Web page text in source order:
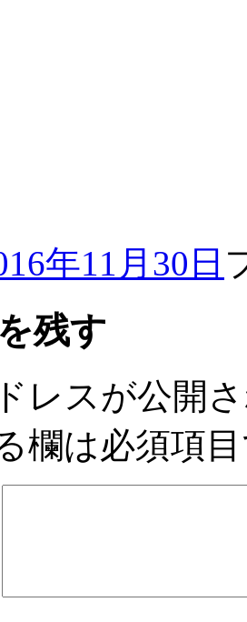
年11月30日
残す
レスが公開
欄は必須項